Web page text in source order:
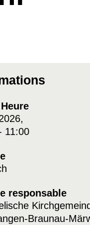
11:00
responsable
Braunau-